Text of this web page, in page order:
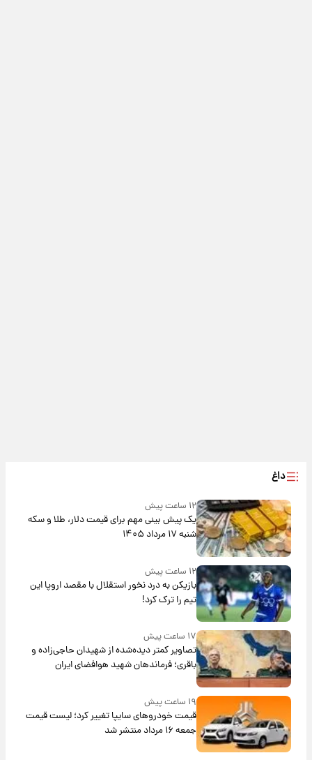
داغ
۱۲ ساعت پیش
یک پیش ‌بینی مهم برای قیمت دلار، طلا و سکه
شنبه ۱۷ مرداد ۱۴۰۵
۱۲ ساعت پیش
بازیکن به درد نخور استقلال با مقصد اروپا این
تیم را ترک کرد!
۱۷ ساعت پیش
تصاویر کمتر دیده‌شده از شهیدان حاجی‌زاده و
باقری؛ فرماندهان شهید هوافضای ایران
۱۹ ساعت پیش
قیمت خودروهای سایپا تغییر کرد؛ لیست قیمت
جمعه ۱۶ مرداد منتشر شد